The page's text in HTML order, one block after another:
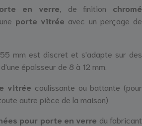
en verre , de finition chromé
porte vitrée avec un perçage de
mm est discret et s'adapte sur des
épaisseur de 8 à 12 mm.
vitrée coulissante ou battante (pour
autre pièce de la maison)
pour porte en verre du fabricant